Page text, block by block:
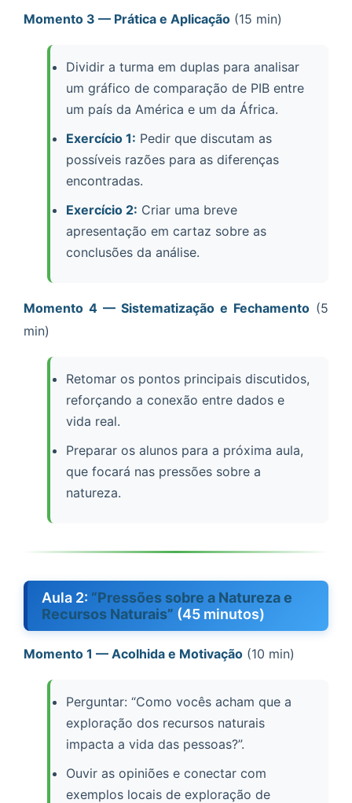
Momento 3 — Prática e Aplicação (15 min)
Dividir a turma em duplas para analisar
um gráfico de comparação de PIB entre
um país da América e um da África.
Exercício 1: Pedir que discutam as
possíveis razões para as diferenças
encontradas.
Exercício 2: Criar uma breve
apresentação em cartaz sobre as
conclusões da análise.
Momento 4 — Sistematização e Fechamento (5
min)
Retomar os pontos principais discutidos,
reforçando a conexão entre dados e
vida real.
Preparar os alunos para a próxima aula,
que focará nas pressões sobre a
natureza.
Aula 2: “Pressões sobre a Natureza e
Recursos Naturais” (45 minutos)
Momento 1 — Acolhida e Motivação (10 min)
Perguntar: “Como vocês acham que a
exploração dos recursos naturais
impacta a vida das pessoas?”.
Ouvir as opiniões e conectar com
exemplos locais de exploração de